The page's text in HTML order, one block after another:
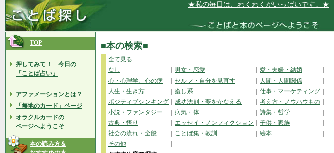
★私の毎日は、わくわくがいっぱいです。★
TOP
押してみて！ 今日の
「ことば占い」
アファメーションとは？
「無地のカード」ページ
オラクルカードの
ページへようこそ
本の読み方＆
■本の検索■
全て見る
なし
男女・恋愛 愛・夫婦・結婚
心・心理学、心の病
セルフ・自分を見直す 人間・人間関係
人生・生き方
癒し系 仕事・マーケティング
ポジティブシンキング
成功法則・夢をかなえる 考え方・ノウハウもの
小説・ファンタジー
病気・体 詩集・哲学
古典・悟り
エッセイ・ノンフィクション 子供・家族
社会の流れ・全般
ことば集・教訓 絵本
その他